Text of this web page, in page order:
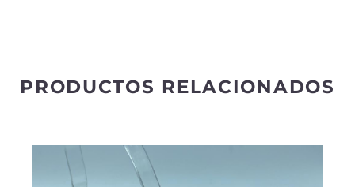
PRODUCTOS RELACIONADOS